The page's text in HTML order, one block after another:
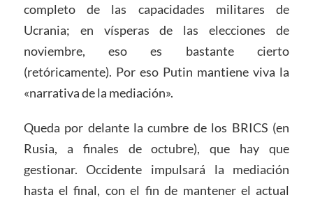
completo de las capacidades militares de
Ucrania; en vísperas de las elecciones de
noviembre, eso es bastante cierto
(retóricamente). Por eso Putin mantiene viva la
«narrativa de la mediación».
Queda por delante la cumbre de los BRICS (en
Rusia, a finales de octubre), que hay que
gestionar. Occidente impulsará la mediación
hasta el final, con el fin de mantener el actual